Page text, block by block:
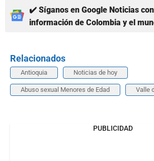
✔️ Síganos en Google Noticias
información de Colombia y el
Relacionados
Antioquia Noticias de hoy
Abuso sexual Menores de Edad Valle
PUBLICIDAD